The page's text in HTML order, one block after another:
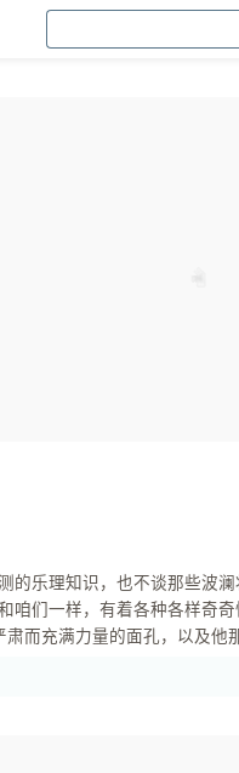
怪的小执着。 准备好了吗？让我们
，我们脑海中浮现的可能是他那张严肃而充满